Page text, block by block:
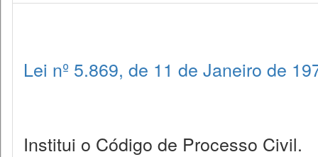
Lei nº 5.869, de 11 de Janeiro de
Institui o Código de Processo Civil.